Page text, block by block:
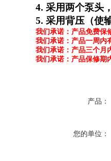
4. 采用两个泵头
5. 采用背压（使
我们承诺：产品免费保
我们承诺：产品一周内
我们承诺：产品三个月
我们承诺：产品保修期
产品：
您的单位：